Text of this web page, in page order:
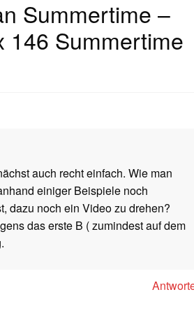
Summertime –
146 Summertime
auch recht einfach. Wie man
einiger Beispiele noch
dazu noch ein Video zu drehen?
das erste B ( zumindest auf dem